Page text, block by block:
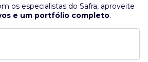
os especialistas do Safra, aproveite
e um portfólio completo.